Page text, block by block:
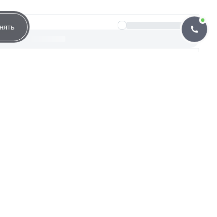
Группировать по банкам